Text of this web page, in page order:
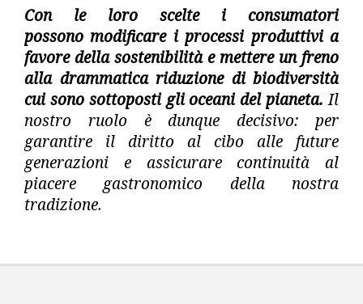
Con le loro scelte i consumatori
possono modificare i processi produttivi a
favore della sostenibilità e mettere un freno
alla drammatica riduzione di biodiversità
cui sono sottoposti gli oceani del pianeta. Il
nostro ruolo è dunque decisivo: per
garantire il diritto al cibo alle future
generazioni e assicurare continuità al
piacere gastronomico della nostra
tradizione.